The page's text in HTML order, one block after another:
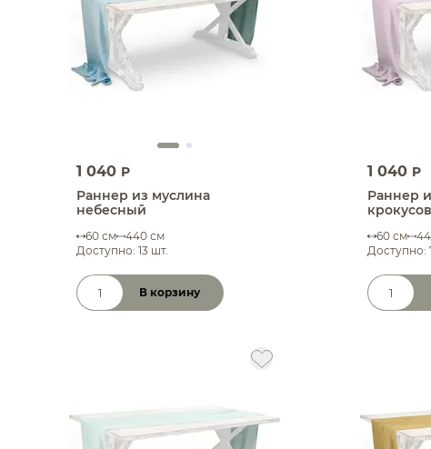
1 040 P
Раннер из муслина
небесный
60 см
440 см
Доступно: 13 шт.
Количество товара
В корзину
1 040 P
Раннер
60 см
Доступно: